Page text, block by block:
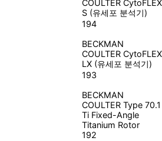
COULTER CytoFLEX
S (유세포 분석기)
194
BECKMAN
COULTER CytoFLEX
LX (유세포 분석기)
193
BECKMAN
COULTER Type 70.1
Ti Fixed-Angle
Titanium Rotor
192